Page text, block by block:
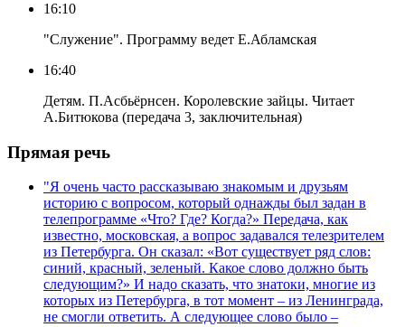
16:10
"Служение". Программу ведет Е.Абламская
16:40
Детям. П.Асбьёрнсен. Королевские зайцы. Читает
А.Битюкова (передача 3, заключительная)
Прямая речь
"Я очень часто рассказываю знакомым и друзьям
историю с вопросом, который однажды был задан в
телепрограмме «Что? Где? Когда?» Передача, как
известно, московская, а вопрос задавался телезрителем
из Петербурга. Он сказал: «Вот существует ряд слов:
синий, красный, зеленый. Какое слово должно быть
следующим?» И надо сказать, что знатоки, многие из
которых из Петербурга, в тот момент – из Ленинграда,
не смогли ответить. А следующее слово было –